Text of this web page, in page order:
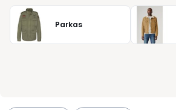
Parkas